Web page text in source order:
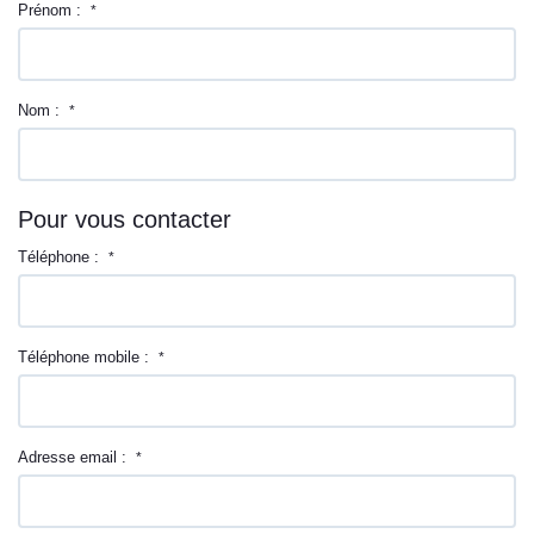
Prénom : *
Nom : *
Pour vous contacter
Téléphone : *
Téléphone mobile : *
Adresse email : *